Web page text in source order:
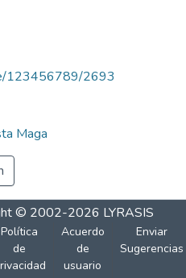
123456789/2693
Maga
© 2002-2026 LYRASIS
Política
de
Acuerdo
de
usuario
Enviar
Sugerencias